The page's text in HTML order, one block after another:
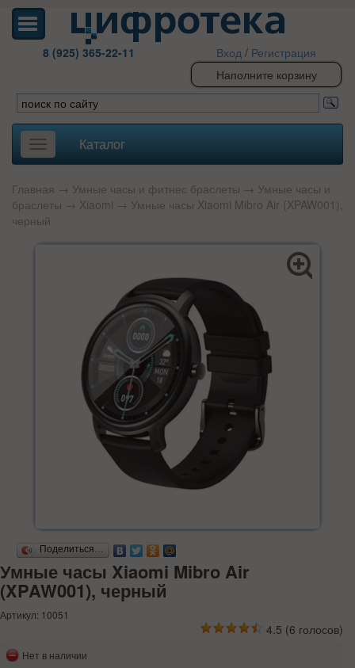
8 (925) 365-22-11 Вход / Регистрация
Наполните корзину
Toggle
navigation
Каталог
Главная → Умные часы и фитнес браслеты → Умные часы и
браслеты → Xiaomi → Умные часы Xiaomi Mibro Air (XPAW001),
черный
Поделиться…
Умные часы Xiaomi Mibro Air
(XPAW001), черный
Артикул: 10051
4.5 (6 голосов)
Нет в наличии